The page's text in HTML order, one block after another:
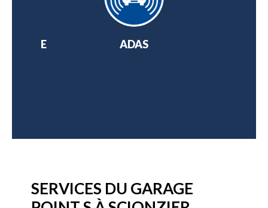
ADAS
SERVICES DU GARAGE